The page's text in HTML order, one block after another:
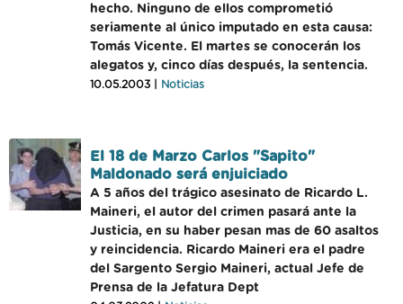
hecho. Ninguno de ellos comprometió
seriamente al único imputado en esta causa:
Tomás Vicente. El martes se conocerán los
alegatos y, cinco días después, la sentencia.
10.05.2003 | Noticias
El 18 de Marzo Carlos "Sapito"
Maldonado será enjuiciado
A 5 años del trágico asesinato de Ricardo L.
Maineri, el autor del crimen pasará ante la
Justicia, en su haber pesan mas de 60 asaltos
y reincidencia. Ricardo Maineri era el padre
del Sargento Sergio Maineri, actual Jefe de
Prensa de la Jefatura Dept